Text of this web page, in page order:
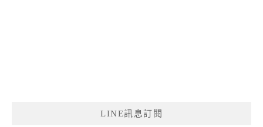
LINE訊息訂閱